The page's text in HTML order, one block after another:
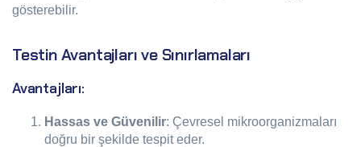
gösterebilir.
Testin Avantajları ve Sınırlamaları
Avantajları:
Hassas ve Güvenilir: Çevresel mikroorganizmaları
doğru bir şekilde tespit eder.